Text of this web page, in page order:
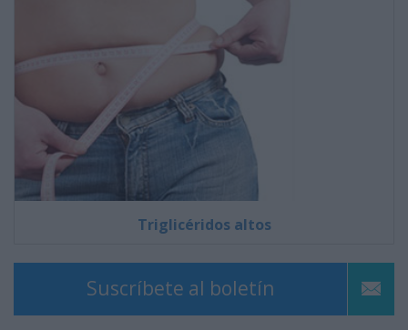
Triglicéridos altos
Suscríbete al boletín